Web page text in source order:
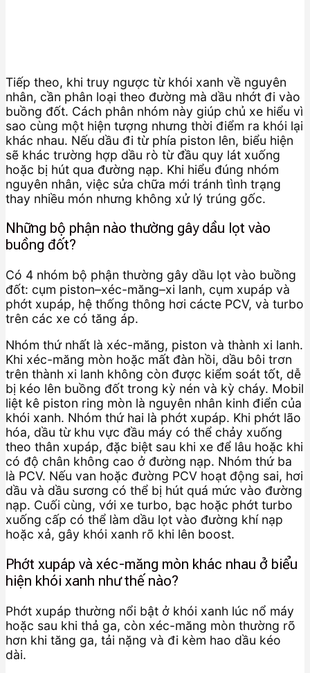
Tiếp theo, khi truy ngược từ khói xanh về nguyên
nhân, cần phân loại theo đường mà dầu nhớt đi vào
buồng đốt. Cách phân nhóm này giúp chủ xe hiểu vì
sao cùng một hiện tượng nhưng thời điểm ra khói lại
khác nhau. Nếu dầu đi từ phía piston lên, biểu hiện
sẽ khác trường hợp dầu rò từ đầu quy lát xuống
hoặc bị hút qua đường nạp. Khi hiểu đúng nhóm
nguyên nhân, việc sửa chữa mới tránh tình trạng
thay nhiều món nhưng không xử lý trúng gốc.
Những bộ phận nào thường gây dầu lọt vào
buồng đốt?
Có 4 nhóm bộ phận thường gây dầu lọt vào buồng
đốt: cụm piston–xéc-măng–xi lanh, cụm xupáp và
phớt xupáp, hệ thống thông hơi cácte PCV, và turbo
trên các xe có tăng áp.
Nhóm thứ nhất là xéc-măng, piston và thành xi lanh.
Khi xéc-măng mòn hoặc mất đàn hồi, dầu bôi trơn
trên thành xi lanh không còn được kiểm soát tốt, dễ
bị kéo lên buồng đốt trong kỳ nén và kỳ cháy. Mobil
liệt kê piston ring mòn là nguyên nhân kinh điển của
khói xanh. Nhóm thứ hai là phớt xupáp. Khi phớt lão
hóa, dầu từ khu vực đầu máy có thể chảy xuống
theo thân xupáp, đặc biệt sau khi xe để lâu hoặc khi
có độ chân không cao ở đường nạp. Nhóm thứ ba
là PCV. Nếu van hoặc đường PCV hoạt động sai, hơi
dầu và dầu sương có thể bị hút quá mức vào đường
nạp. Cuối cùng, với xe turbo, bạc hoặc phớt turbo
xuống cấp có thể làm dầu lọt vào đường khí nạp
hoặc xả, gây khói xanh rõ khi lên boost.
Phớt xupáp và xéc-măng mòn khác nhau ở biểu
hiện khói xanh như thế nào?
Phớt xupáp thường nổi bật ở khói xanh lúc nổ máy
hoặc sau khi thả ga, còn xéc-măng mòn thường rõ
hơn khi tăng ga, tải nặng và đi kèm hao dầu kéo
dài.